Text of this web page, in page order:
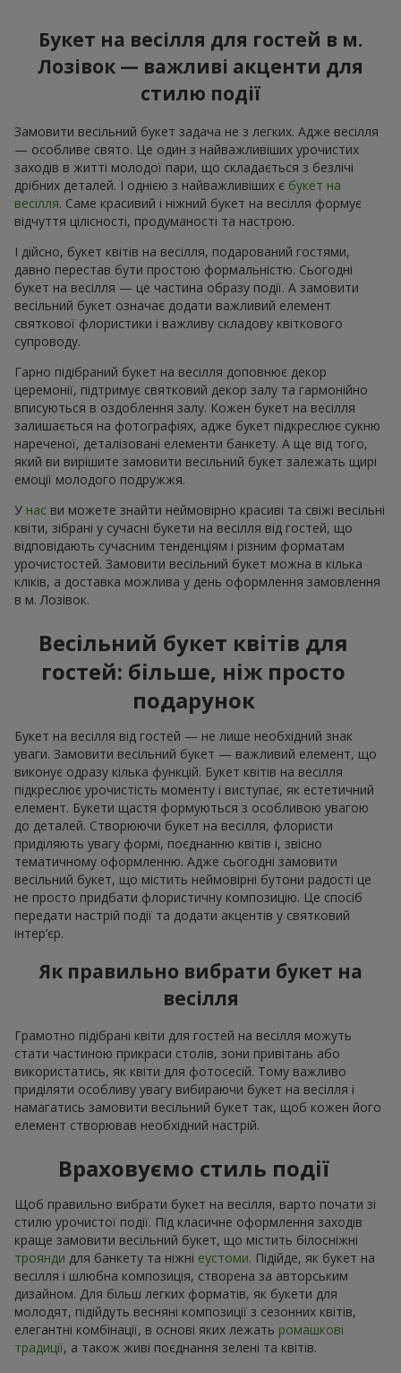
Букет на весілля для гостей в м.
Лозівок — важливі акценти для
стилю події
Замовити весільний букет задача не з легких. Адже весілля
— особливе свято. Це один з найважливіших урочистих
заходів в житті молодої пари, що складається з безлічі
дрібних деталей. І однією з найважливіших є букет на
весілля. Саме красивий і ніжний букет на весілля формує
відчуття цілісності, продуманості та настрою.
І дійсно, букет квітів на весілля, подарований гостями,
давно перестав бути простою формальністю. Сьогодні
букет на весілля — це частина образу події. А замовити
весільний букет означає додати важливий елемент
святкової флористики і важливу складову квіткового
супроводу.
Гарно підібраний букет на весілля доповнює декор
церемонії, підтримує святковий декор залу та гармонійно
вписуються в оздоблення залу. Кожен букет на весілля
залишається на фотографіях, адже букет підкреслює сукню
нареченої, деталізовані елементи банкету. А ще від того,
який ви вирішите замовити весільний букет залежать щирі
емоції молодого подружжя.
У нас ви можете знайти неймовірно красиві та свіжі весільні
квіти, зібрані у сучасні букети на весілля від гостей, що
відповідають сучасним тенденціям і різним форматам
урочистостей. Замовити весільний букет можна в кілька
кліків, а доставка можлива у день оформлення замовлення
в м. Лозівок.
Весільний букет квітів для
гостей: більше, ніж просто
подарунок
Букет на весілля від гостей — не лише необхідний знак
уваги. Замовити весільний букет — важливий елемент, що
виконує одразу кілька функцій. Букет квітів на весілля
підкреслює урочистість моменту і виступає, як естетичний
елемент. Букети щастя формуються з особливою увагою
до деталей. Створюючи букет на весілля, флористи
приділяють увагу формі, поєднанню квітів і, звісно
тематичному оформленню. Адже сьогодні замовити
весільний букет, що містить неймовірні бутони радості це
не просто придбати флористичну композицію. Це спосіб
передати настрій події та додати акцентів у святковий
інтер’єр.
Як правильно вибрати букет на
весілля
Грамотно підібрані квіти для гостей на весілля можуть
стати частиною прикраси столів, зони привітань або
використатись, як квіти для фотосесій. Тому важливо
приділяти особливу увагу вибираючи букет на весілля і
намагатись замовити весільний букет так, щоб кожен його
елемент створював необхідний настрій.
Враховуємо стиль події
Щоб правильно вибрати букет на весілля, варто почати зі
стилю урочистої події. Під класичне оформлення заходів
краще замовити весільний букет, що містить білосніжні
троянди для банкету та ніжні еустоми. Підійде, як букет на
весілля і шлюбна композиція, створена за авторським
дизайном. Для більш легких форматів, як букети для
молодят, підійдуть весняні композиції з сезонних квітів,
елегантні комбінації, в основі яких лежать ромашкові
традиції, а також живі поєднання зелені та квітів.